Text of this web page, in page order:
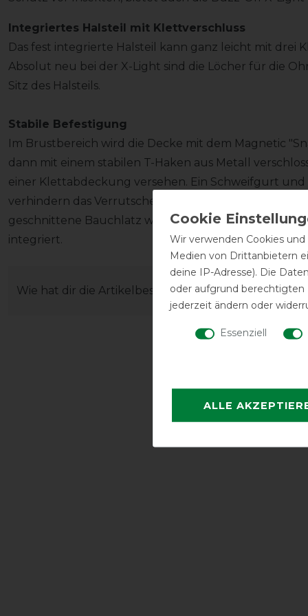
Integriertes Halsteil mit Klettverschluss
Das fest integrierte Halsteil kann ganz leicht mit drei
Absolut neu bei der X-Light sind die Löcher für die
Sitz des Halsteils.
Stabile Befestigung
Im Brustbereich wird die Decke mit dem Magnetic
dann mit einem stabilen T-Haken aus Metall
einer Klettabdeckung versehen. Ein Schweifgurt
verhindern das Verrutschen und sorgen somit für
geschnittene Bauchlatz wird mit drei
integriert.
Wie hat dir die Artikelbeschreibung gefallen?
Wir verwenden Cookies
Medien von Drittanbietern
deine IP-Adresse). Die
oder aufgrund berechtigten
jederzeit ändern oder
Essenziell
ALLE